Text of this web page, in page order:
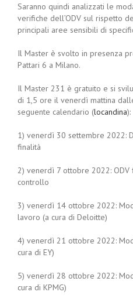
Saranno quindi analizzati le
verifiche dell’ODV sul rispetto
principali aree sensibili di
Il Master è svolto in presenza
Pattari 6 a Milano.
Il Master 231 è gratuito e si
di 1,5 ore il venerdì mattina
seguente calendario (locandina):
1) venerdì 30 settembre 2022:
finalità
2) venerdì 7 ottobre 2022:
controllo
3) venerdì 14 ottobre 2022:
lavoro (a cura di Deloitte)
4) venerdì 21 ottobre 2022:
cura di EY)
5) venerdì 28 ottobre 2022:
cura di KPMG)